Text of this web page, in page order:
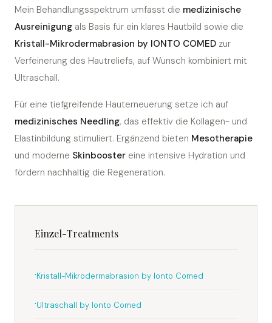
Mein Behandlungsspektrum umfasst die medizinische
Ausreinigung als Basis für ein klares Hautbild sowie die
Kristall-Mikrodermabrasion by IONTO COMED zur
Verfeinerung des Hautreliefs, auf Wunsch kombiniert mit
Ultraschall.
Für eine tiefgreifende Hauterneuerung setze ich auf
medizinisches Needling, das effektiv die Kollagen- und
Elastinbildung stimuliert. Ergänzend bieten Mesotherapie
und moderne Skinbooster eine intensive Hydration und
fördern nachhaltig die Regeneration.
Einzel-Treatments
Kristall-Mikrodermabrasion by Ionto Comed
Ultraschall by Ionto Comed